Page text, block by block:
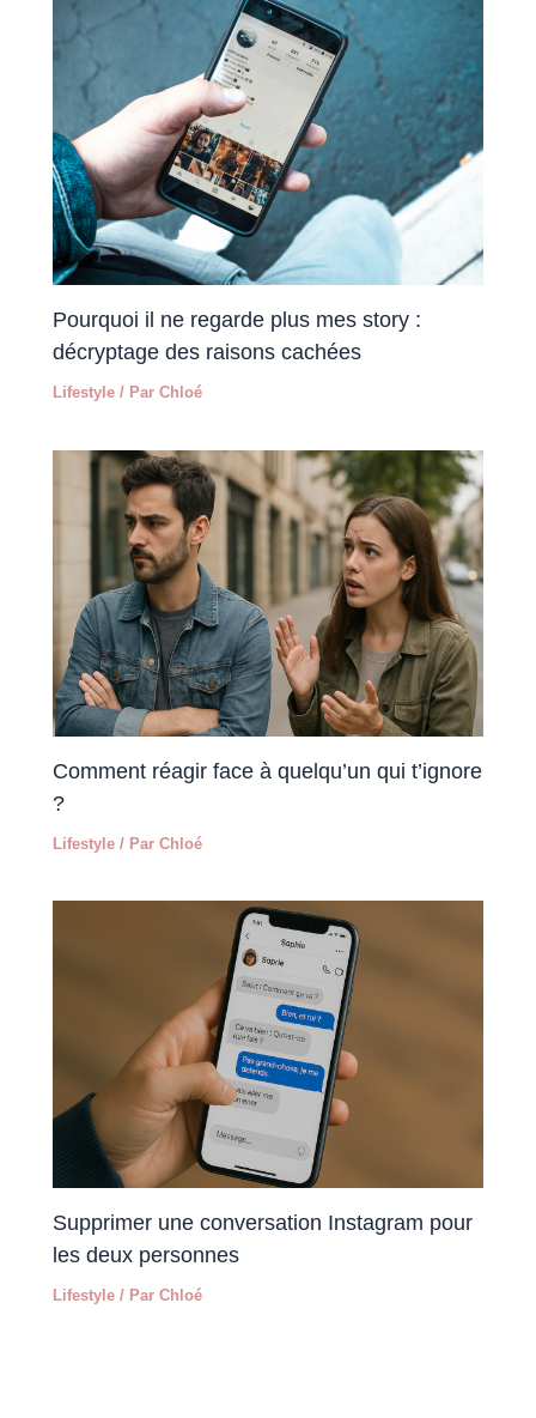
Pourquoi il ne regarde plus mes story :
décryptage des raisons cachées
Lifestyle / ParChloé
Comment réagir face à quelqu’un qui t’ignore
?
Lifestyle / ParChloé
Supprimer une conversation Instagram pour
les deux personnes
Lifestyle / ParChloé